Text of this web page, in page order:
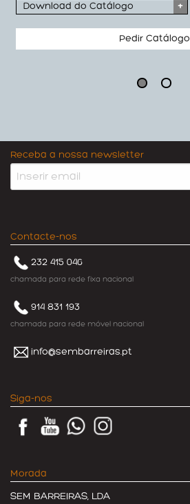
Download do Catálogo +
Pedir Catálogo
Receba a nossa newsletter
Contacte-nos
232 415 046
chamada para rede fixa nacional
914 831 193
chamada para rede móvel nacional
info@sembarreiras.pt
Siga-nos
Morada
SEM BARREIRAS, LDA